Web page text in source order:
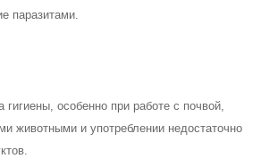
паразитами.
особенно при работе с почвой,
животными и употреблении недостаточно